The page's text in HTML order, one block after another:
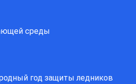
среды
год защиты ледников